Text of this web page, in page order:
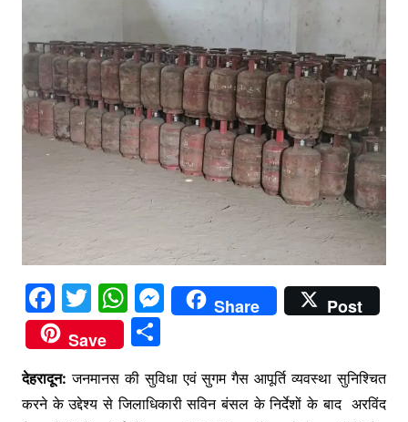
F
a
c
e
b
T
w
itt
er
W
h
at
s
A
M
e
s
e
Share
Post
Save
S
ar
देहरादून: जनमानस की सुविधा एवं सुगम गैस आपूर्ति व्यवस्था सुनिश्चित
करने के उद्देश्य से जिलाधिकारी सविन बंसल के निर्देशों के बाद अरविंद